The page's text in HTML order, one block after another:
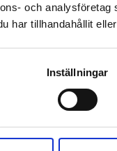
och
har tillhandahållit
Inställningar
säkrast i nytt